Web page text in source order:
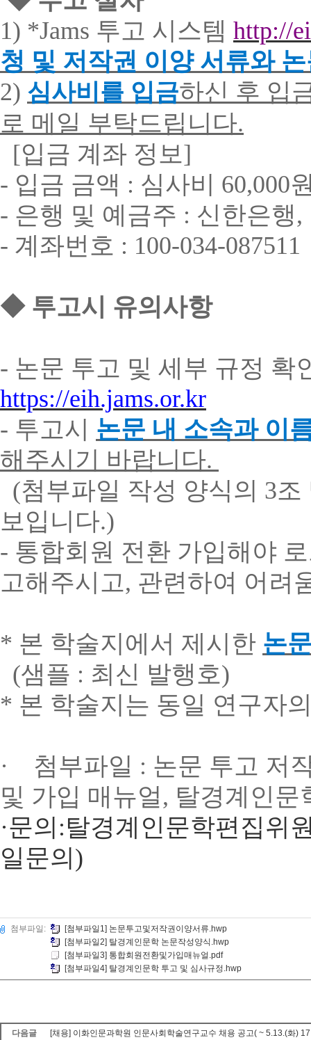
1) *Jams 투고 시스템 http://
청 및 저작권 이양 서류와
2) 심사비를 입금하신 후 입
로 메일 부탁드립니다.
[입금 계좌 정보]
- 입금 금액 : 심사비 60,000
- 은행 및 예금주 : 신한은행,
- 계좌번호 : 100-034-087511
◆ 투고시 유의사항
- 논문 투고 및 세부 규정 확
https://eih.jams.or.kr
- 투고시 논문 내 소속과 이
해주시기
바랍니다.
(첨부파일 작성 양식의 3조
보입니다.)
- 통합회원 전환 가입해야
고해주시고, 관련하여 어려
* 본 학술지에서 제시한 논
(샘플 : 최신 발행호)
* 본 학술지는 동일 연구자
· 첨부파일 : 논문 투고 저
및 가입 매뉴얼, 탈경계인문
·문의 :탈경계인문학편집위
일문의 )
첨부파일:
[첨부파일1] 논문투고및저작권이양서류.hwp
[첨부파일2] 탈경계인문학 논문작성양식.hwp
[첨부파일3] 통합회원전환및가입매뉴얼.pdf
[첨부파일4] 탈경계인문학 투고 및 심사규정.hwp
다음글
[채용] 이화인문과학원 인문사회학술연구교수 채용 공고( ~ 5.13.(화)